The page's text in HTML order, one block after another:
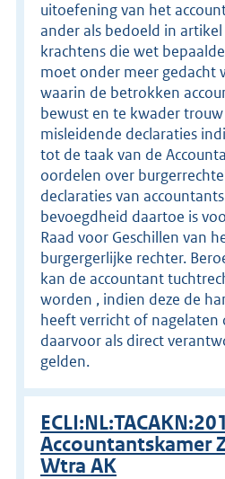
uitoefening van het
ander als bedoeld in
krachtens die wet
moet onder meer gedacht
waarin de betrokken
bewust en te kwader
misleidende declaraties
tot de taak van de
oordelen over
declaraties van
bevoegdheid daartoe is
Raad voor Geschillen van
burgergerlijke rechter.
kan de accountant
worden , indien deze de
heeft verricht of nagelaten
daarvoor als direct
gelden.
Accountantskamer
Wtra AK